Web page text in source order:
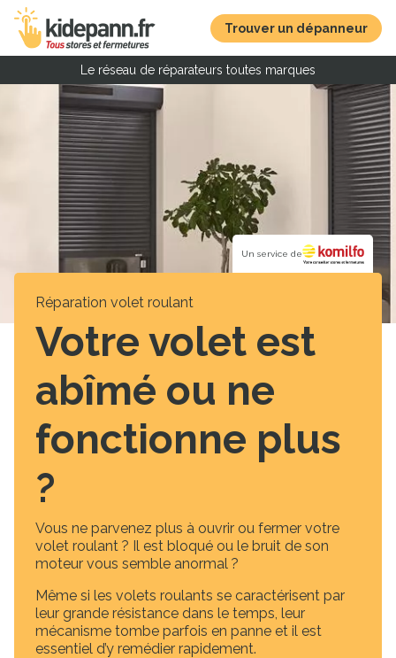
Trouver un dépanneur
Le réseau de réparateurs toutes marques
Réparation volet roulant
Votre volet est
abîmé ou ne
fonctionne plus
?
Vous ne parvenez plus à ouvrir ou fermer votre
volet roulant ? Il est bloqué ou le bruit de son
moteur vous semble anormal ?
Même si les volets roulants se caractérisent par
leur grande résistance dans le temps, leur
mécanisme tombe parfois en panne et il est
essentiel d’y remédier rapidement.
Un service de